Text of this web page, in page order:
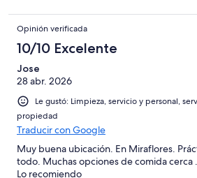
Opinión verificada
10/10 Excelente
Jose
28 abr. 2026
Le gustó: Limpieza, servicio y personal,
propiedad
Traducir con Google
Muy buena ubicación. En Miraflores.
todo. Muchas opciones de comida cerca
Lo recomiendo